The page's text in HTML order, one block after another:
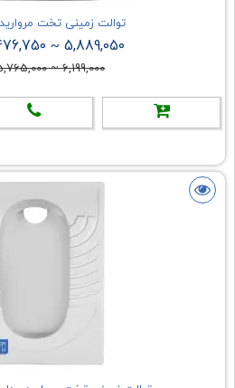
توالت زمینی تخت
5,889,050
~
6,199,000
~